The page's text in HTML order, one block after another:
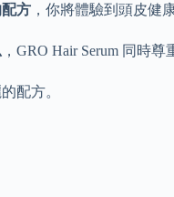
方 ，你將體驗到頭皮健
，GRO Hair Serum 同時
配方。